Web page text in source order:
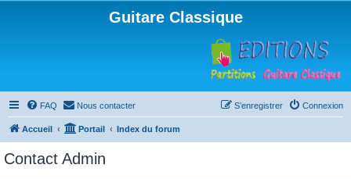
Guitare Classique
FAQ Nous contacter Connexion
S’enregistrer
Accueil Portail Index du forum
Contact Admin